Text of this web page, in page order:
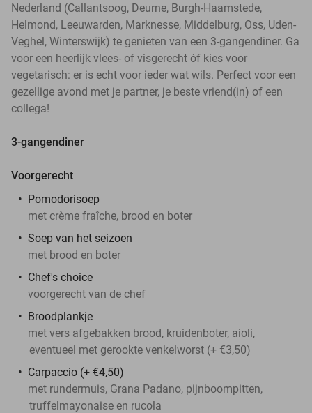
Nederland (Callantsoog, Deurne, Burgh-Haamstede,
Helmond, Leeuwarden, Marknesse, Middelburg, Oss, Uden-
Veghel, Winterswijk) te genieten van een 3-gangendiner. Ga
voor een heerlijk vlees- of visgerecht óf kies voor
vegetarisch: er is echt voor ieder wat wils. Perfect voor een
gezellige avond met je partner, je beste vriend(in) of een
collega!
3-gangendiner
Voorgerecht
Pomodorisoep
met crème fraîche, brood en boter
Soep van het seizoen
met brood en boter
Chef's choice
voorgerecht van de chef
Broodplankje
met vers afgebakken brood, kruidenboter, aioli,
eventueel met gerookte venkelworst (+ €3,50)
Carpaccio (+ €4,50)
met rundermuis, Grana Padano, pijnboompitten,
truffelmayonaise en rucola